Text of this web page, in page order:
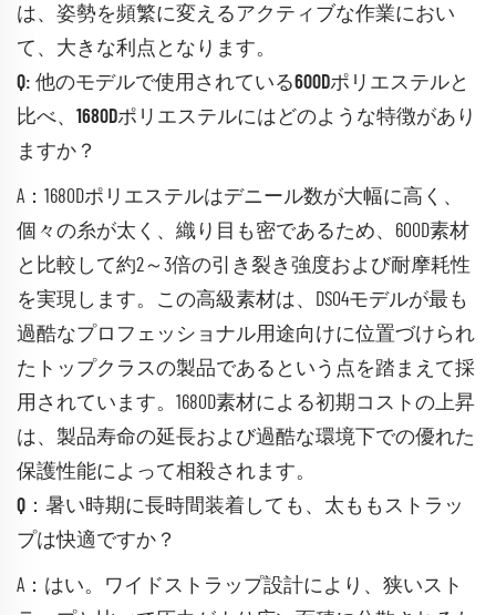
は、姿勢を頻繁に変えるアクティブな作業におい
て、大きな利点となります。
Q: 他のモデルで使用されている600Dポリエステルと
比べ、1680Dポリエステルにはどのような特徴があり
ますか？
A：1680Dポリエステルはデニール数が大幅に高く、
個々の糸が太く、織り目も密であるため、600D素材
と比較して約2～3倍の引き裂き強度および耐摩耗性
を実現します。この高級素材は、DS04モデルが最も
過酷なプロフェッショナル用途向けに位置づけられ
たトップクラスの製品であるという点を踏まえて採
用されています。1680D素材による初期コストの上昇
は、製品寿命の延長および過酷な環境下での優れた
保護性能によって相殺されます。
Q：暑い時期に長時間装着しても、太ももストラッ
プは快適ですか？
A：はい。ワイドストラップ設計により、狭いスト